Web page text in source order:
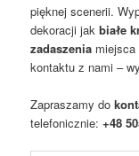
pięknej scenerii.
dekoracji jakbiałe
zadaszenia miejsca
kontaktu z nami –
Zapraszamy do
telefonicznie:+48